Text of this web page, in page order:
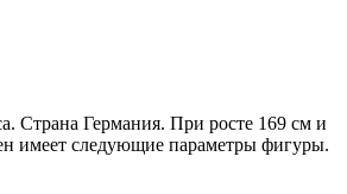
Страна Германия. При росте 169 см и
имеет следующие параметры фигуры.